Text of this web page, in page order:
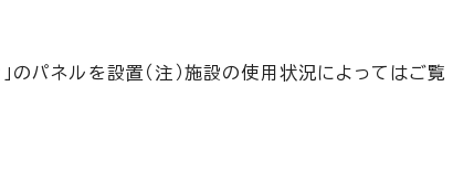
パネルを設置（注）施設の使用状況によってはご覧